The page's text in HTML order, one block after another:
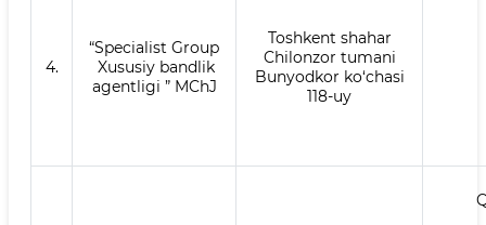
4.
“Specialist Group
Xususiy bandlik
agentligi ” MChJ
Toshkent shahar
Chilonzor tumani
Bunyodkor ko‘chasi
118-uy